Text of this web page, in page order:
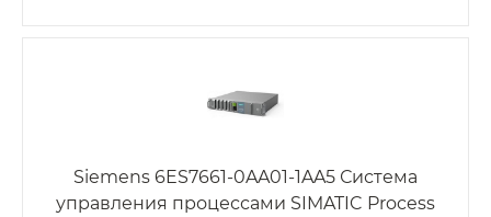
Siemens 6ES7661-0AA01-1AA5 Система
управления процессами SIMATIC Process